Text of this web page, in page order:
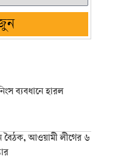
ব্যবধানে হারল
বৈঠক, আওয়ামী লীগের ৬